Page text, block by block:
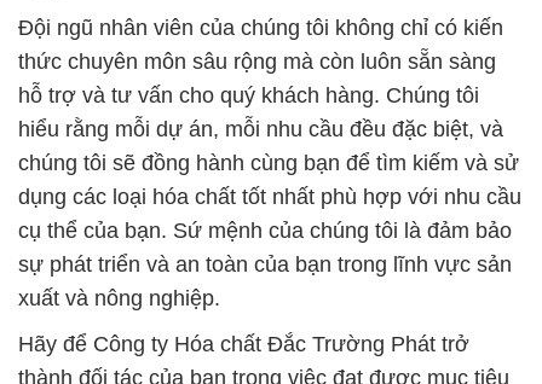
chúng tôi sẽ đồng hành cùng bạn để tìm kiếm và sử
dụng các loại hóa chất tốt nhất phù hợp với nhu cầu
cụ thể của bạn. Sứ mệnh của chúng tôi là đảm bảo
sự phát triển và an toàn của bạn trong lĩnh vực sản
xuất và nông nghiệp.
Hãy để Công ty Hóa chất Đắc Trường Phát trở
thành đối tác của bạn trong việc đạt được mục tiêu
kinh doanh và nông nghiệp của bạn. Chúng tôi cam
kết tiếp tục cung cấp các sản phẩm hóa chất chất
lượng cao và dịch vụ tốt nhất để hỗ trợ sự phát triển
bền vững của bạn. Chân thành cảm ơn sự tin tưởng